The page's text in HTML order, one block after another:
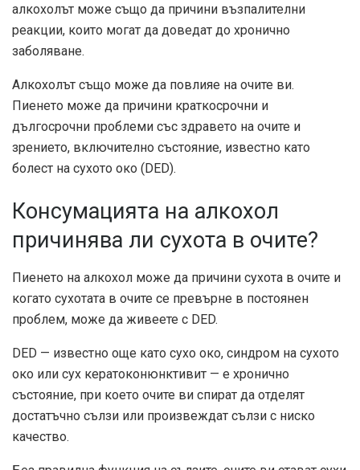
алкохолът може също да причини възпалителни
реакции, които могат да доведат до хронично
заболяване.
Алкохолът също може да повлияе на очите ви.
Пиенето може да причини краткосрочни и
дългосрочни проблеми със здравето на очите и
зрението, включително състояние, известно като
болест на сухото око (DED).
Консумацията на алкохол
причинява ли сухота в очите?
Пиенето на алкохол може да причини сухота в очите и
когато сухотата в очите се превърне в постоянен
проблем, може да живеете с DED.
DED — известно още като сухо око, синдром на сухото
око или сух кератоконюнктивит — е хронично
състояние, при което очите ви спират да отделят
достатъчно сълзи или произвеждат сълзи с ниско
качество.